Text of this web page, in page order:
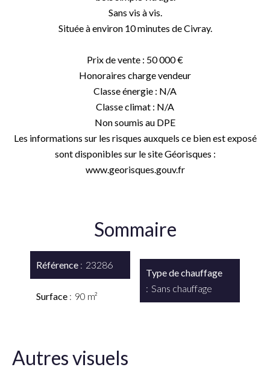
Sans vis à vis.
Située à environ 10 minutes de Civray.
Prix de vente : 50 000 €
Honoraires charge vendeur
Classe énergie : N/A
Classe climat : N/A
Non soumis au DPE
Les informations sur les risques auxquels ce bien est exposé
sont disponibles sur le site Géorisques :
www.georisques.gouv.fr
Sommaire
Référence 23286
Surface 90 m²
Type de chauffage
Sans chauffage
Autres visuels